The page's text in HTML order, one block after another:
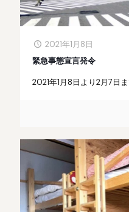
2021年1月8日
緊急事態宣言発令
2021年1月8日より2月7日